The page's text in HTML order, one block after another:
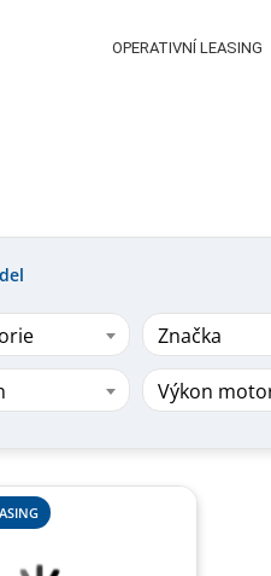
OPERATIVNÍ LEASING
Značka
Výkon